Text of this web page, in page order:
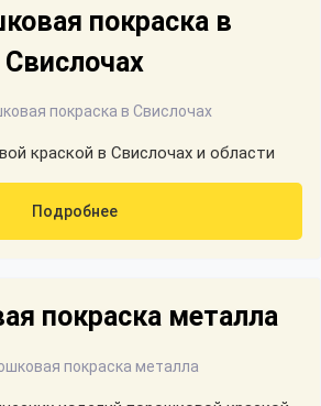
покраска в
Свислочах
краской в Свислочах и области
Подробнее
покраска металла